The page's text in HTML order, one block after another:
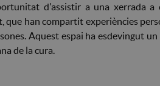
d'assistir a una xerrada a
han compartit experiències
Aquest espai ha esdevingut
de la cura.